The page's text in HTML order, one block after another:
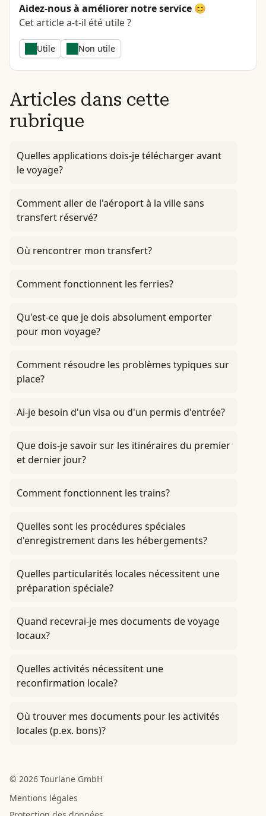
Aidez-nous à améliorer notre service 😊
Cet article a-t-il été utile ?
Utile Non utile
Articles dans cette
rubrique
Quelles applications dois-je télécharger avant
le voyage?
Comment aller de l'aéroport à la ville sans
transfert réservé?
Où rencontrer mon transfert?
Comment fonctionnent les ferries?
Qu'est-ce que je dois absolument emporter
pour mon voyage?
Comment résoudre les problèmes typiques sur
place?
Ai-je besoin d'un visa ou d'un permis d'entrée?
Que dois-je savoir sur les itinéraires du premier
et dernier jour?
Comment fonctionnent les trains?
Quelles sont les procédures spéciales
d'enregistrement dans les hébergements?
Quelles particularités locales nécessitent une
préparation spéciale?
Quand recevrai-je mes documents de voyage
locaux?
Quelles activités nécessitent une
reconfirmation locale?
Où trouver mes documents pour les activités
locales (p.ex. bons)?
© 2026 Tourlane GmbH
Mentions légales